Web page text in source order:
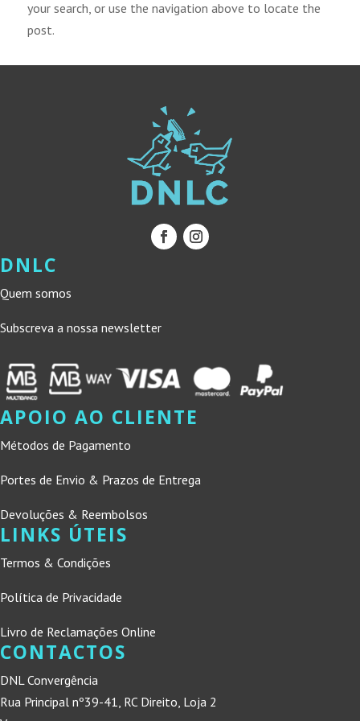
your search, or use the navigation above to locate the
post.
DNLC
Quem somos
Subscreva a nossa newsletter
APOIO AO CLIENTE
Métodos de Pagamento
Portes de Envio & Prazos de Entrega
Devoluções & Reembolsos
LINKS ÚTEIS
Termos & Condições
Política de Privacidade
Livro de Reclamações Online
CONTACTOS
DNL Convergência
Rua Principal nº39-41, RC Direito, Loja 2